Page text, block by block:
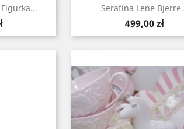
Serafina Lene
Cena
499,00 zł
Szybki